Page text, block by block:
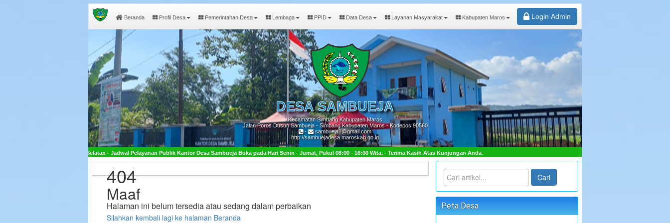
Beranda Profil Desa Pemerintahan Desa Lembaga PPID Data Desa Layanan Masyarakat Kabupaten Maros Login Admin
DESASAMBUEJA
Kecamatan Simbang Kabupaten Maros
Jalan Poros Dusun Sambueja - Simbang Kabupaten Maros - Kodepos 90560
-
sambueja1@gmail.com
http://sambuejadesa.maroskab.go.id
Selatan - Jadwal Pelayanan Publik Kantor Desa Sambueja Buka pada Hari Senin - Jumat, Pukul 08:00 - 16:00 Wita. - Terima Kasih Atas Kunjungan Anda.
404
Maaf
Halaman ini belum tersedia atau sedang dalam perbaikan
Silahkan kembali lagi ke halaman Beranda
Cari
Peta Desa